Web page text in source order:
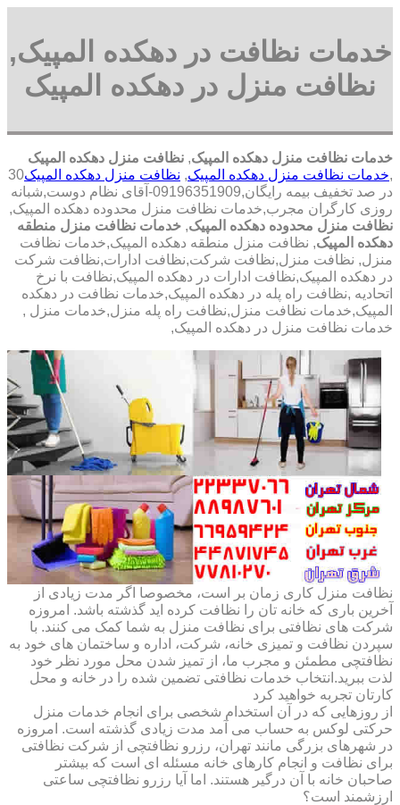
خدمات نظافت در دهکده المپیک,
نظافت منزل در دهکده المپیک
خدمات نظافت منزل دهکده المپیک, نظافت منزل دهکده المپیک
,خدمات نظافت منزل دهکده المپیک, نظافت منزل دهکده المپیک30
در صد تخفیف بیمه رایگان,09196351909-آقای نظام دوست,شبانه
روزی کارگران مجرب,خدمات نظافت منزل محدوده دهکده المپیک,
نظافت منزل محدوده دهکده المپیک, خدمات نظافت منزل منطقه
دهکده المپیک, نظافت منزل منطقه دهکده المپیک,خدمات نظافت
منزل, نظافت منزل,نظافت شرکت,نظافت ادارات,نظافت شرکت
در دهکده المپیک,نظافت ادارات در دهکده المپیک,نظافت با نرخ
اتحادیه ,نظافت راه پله در دهکده المپیک,خدمات نظافت در دهکده
المپیک,خدمات نظافت منزل,نظافت راه پله منزل,خدمات منزل ,
خدمات نظافت منزل در دهکده المپیک,
نظافت منزل کاری زمان بر است، مخصوصا اگر مدت زیادی از
آخرین باری که خانه تان را نظافت کرده اید گذشته باشد. امروزه
شرکت های نظافتی برای نظافت منزل به شما کمک می کنند. با
سپردن نظافت و تمیزی خانه، شرکت، اداره و ساختمان های خود به
نظافتچی مطمئن و مجرب ما، از تمیز شدن محل مورد نظر خود
لذت ببرید.انتخاب خدمات نظافتی تضمین شده را در خانه و محل
کارتان تجربه خواهید کرد
از روزهایی که در آن استخدام شخصی برای انجام خدمات منزل
حرکتی لوکس به حساب می آمد مدت زیادی گذشته است. امروزه
در شهرهای بزرگی مانند تهران، رزرو نظافتچی از شرکت نظافتی
برای نظافت و انجام کارهای خانه مسئله ای است که بیشتر
صاحبان خانه با آن درگیر هستند. اما آیا رزرو نظافتچی ساعتی
ارزشمند است؟